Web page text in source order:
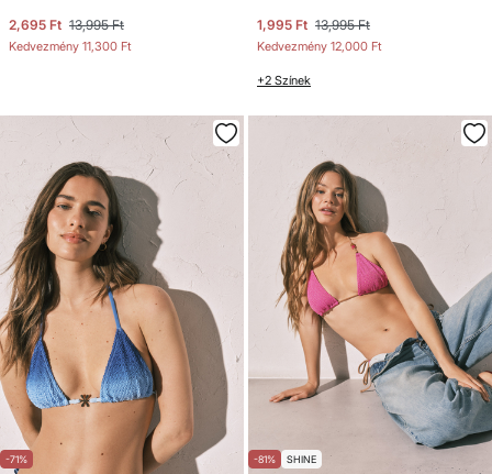
2,695 Ft 13,995 Ft
Kedvezmény 11,300 Ft
1,995 Ft 13,995 Ft
Kedvezmény 12,000 Ft
+2 Színek
-71% -81% SHINE